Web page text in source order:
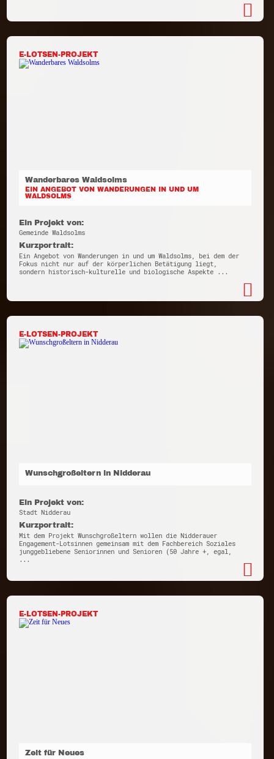
E-LOTSEN-PROJEKT
Wanderbares Waldsolms
EIN ANGEBOT VON WANDERUNGEN IN UND UM
WALDSOLMS
Ein Projekt von:
Gemeinde Waldsolms
Kurzportrait:
Ein Angebot von Wanderungen in und um Waldsolms, bei dem der
Fokus nicht nur auf der körperlichen Betätigung liegt,
sondern historisch-kulturelle und biologische Aspekte ...
E-LOTSEN-PROJEKT
Wunschgroßeltern in Nidderau
Ein Projekt von:
Stadt Nidderau
Kurzportrait:
Mit dem Projekt Wunschgroßeltern wollen die Nidderauer
Engagement-Lotsinnen gemeinsam mit dem Fachbereich Soziales
junggebliebene Seniorinnen und Senioren (50 Jahre +, egal,
...
E-LOTSEN-PROJEKT
Zeit für Neues